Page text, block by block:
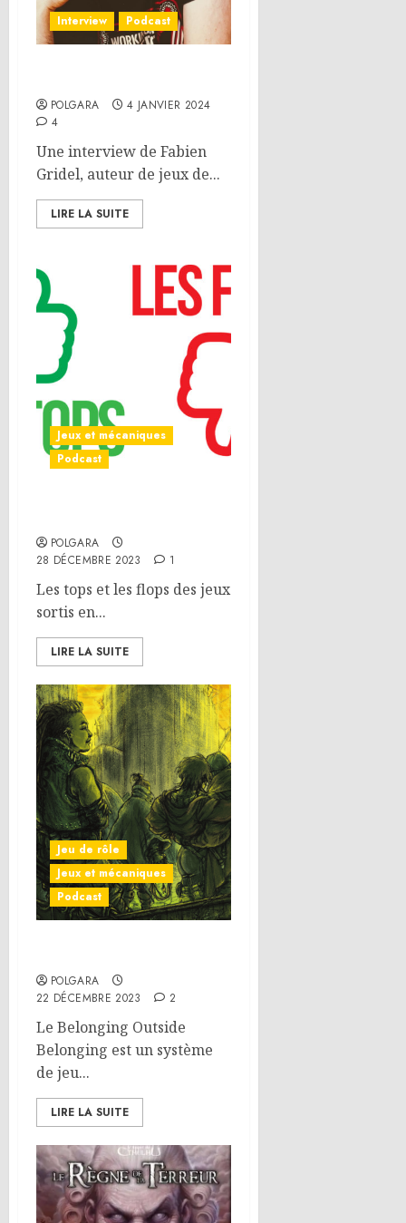
Interview Podcast
POLGARA
4 JANVIER 2024
4
Une interview de Fabien
Gridel, auteur de jeux de...
LIRE LA SUITE
Jeux et mécaniques
Podcast
POLGARA
28 DÉCEMBRE 2023
1
Les tops et les flops des jeux
sortis en...
LIRE LA SUITE
Jeu de rôle
Jeux et mécaniques
Podcast
POLGARA
22 DÉCEMBRE 2023
2
Le Belonging Outside
Belonging est un système
de jeu...
LIRE LA SUITE